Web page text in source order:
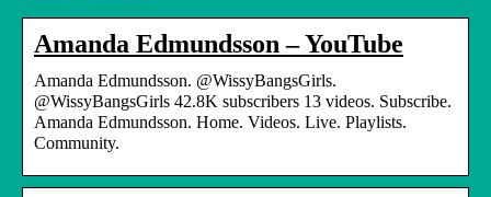
Amanda Edmundsson – YouTube
Amanda Edmundsson. @WissyBangsGirls.
@WissyBangsGirls 42.8K subscribers 13 videos. Subscribe.
Amanda Edmundsson. Home. Videos. Live. Playlists.
Community.